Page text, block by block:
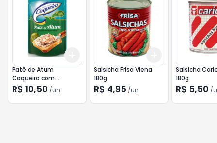
+10
Add
Patê de Atum
Coqueiro com
Azeitonas Verdes 170g
R$ 10,50 /un
+10
Add
Salsicha Frisa Viena
180g
R$ 4,95 /un
Salsicha
180g
R$ 5,50 /